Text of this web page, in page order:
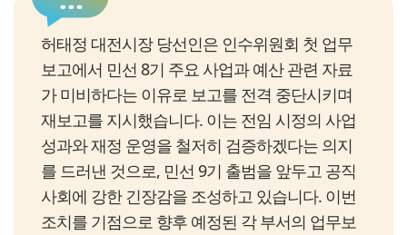
허태정 대전시장 당선인은 인수위원회 첫 업무
보고에서 민선 8기 주요 사업과 예산 관련 자료
가 미비하다는 이유로 보고를 전격 중단시키며
재보고를 지시했습니다. 이는 전임 시정의 사업
성과와 재정 운영을 철저히 검증하겠다는 의지
를 드러낸 것으로, 민선 9기 출범을 앞두고 공직
사회에 강한 긴장감을 조성하고 있습니다. 이번
조치를 기점으로 향후 예정된 각 부서의 업무보